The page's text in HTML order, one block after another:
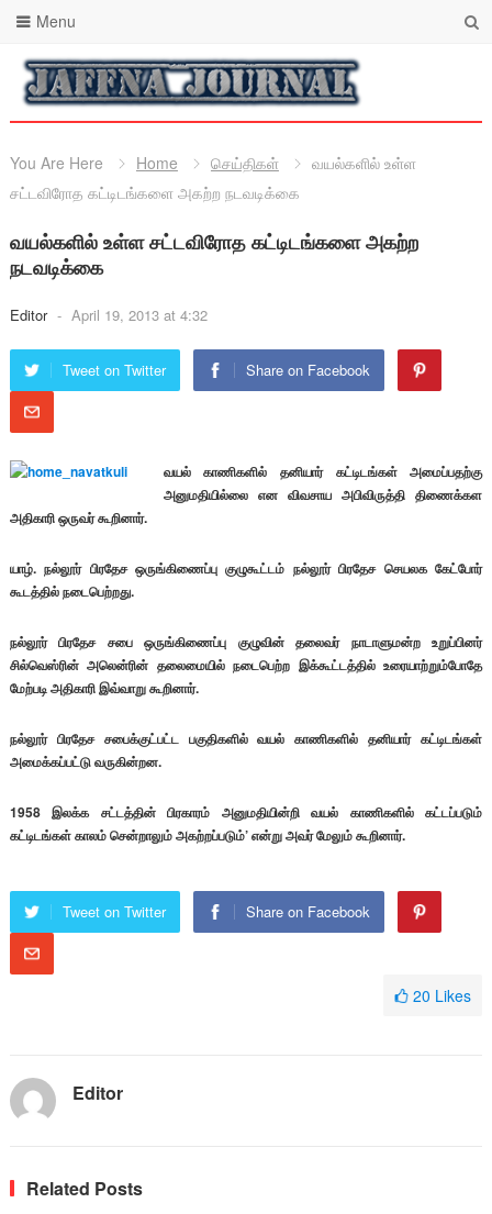
Menu
You Are Here Home செய்திகள்
வயல்களில் உள்ள
சட்டவிரோத கட்டிடங்களை அகற்ற நடவடிக்கை
வயல்களில் உள்ள சட்டவிரோத கட்டிடங்களை அகற்ற
நடவடிக்கை
Editor - April 19, 2013 at 4:32
Tweet on Twitter Share on Facebook
வயல் காணிகளில் தனியார் கட்டிடங்கள் அமைப்பதற்கு
அனுமதியில்லை என விவசாய அபிவிருத்தி திணைக்கள
அதிகாரி ஒருவர் கூறினார்.
யாழ். நல்லூர் பிரதேச ஒருங்கிணைப்பு குழுகூட்டம் நல்லூர் பிரதேச செயலக கேட்போர்
கூடத்தில் நடைபெற்றது.
நல்லூர் பிரதேச சபை ஒருங்கிணைப்பு குழுவின் தலைவர் நாடாளுமன்ற உறுப்பினர்
சில்வெஸ்ரின் அலென்ரின் தலைமையில் நடைபெற்ற இக்கூட்டத்தில் உரையாற்றும்போதே
மேற்படி அதிகாரி இவ்வாறு கூறினார்.
நல்லூர் பிரதேச சபைக்குட்பட்ட பகுதிகளில் வயல் காணிகளில் தனியார் கட்டிடங்கள்
அமைக்கப்பட்டு வருகின்றன.
1958 இலக்க சட்டத்தின் பிரகாரம் அனுமதியின்றி வயல் காணிகளில் கட்டப்படும்
கட்டிடங்கள் காலம் சென்றாலும் அகற்றப்படும்’ என்று அவர் மேலும் கூறினார்.
Tweet on Twitter Share on Facebook
20 Likes
Editor
Related Posts